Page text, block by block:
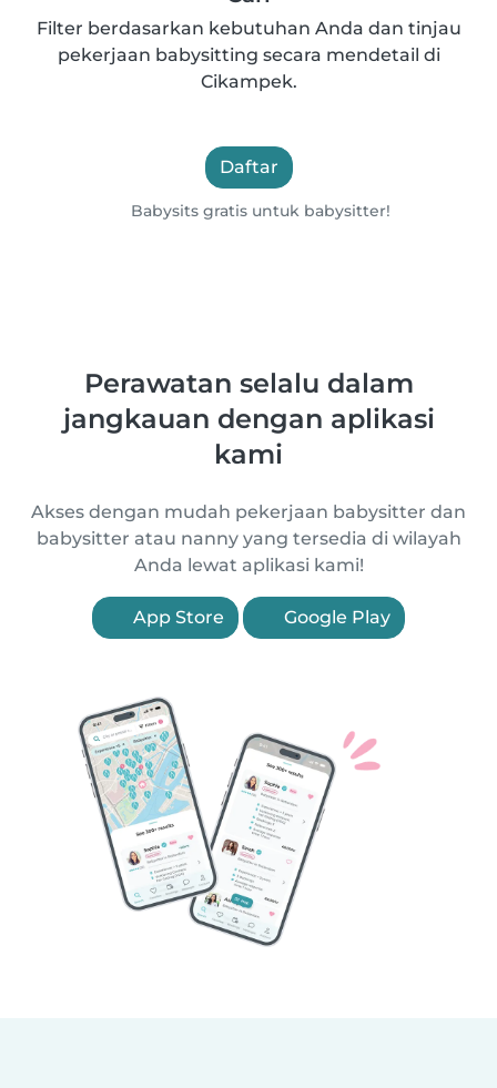
Filter berdasarkan kebutuhan Anda dan tinjau
pekerjaan babysitting secara mendetail di
Cikampek.
Daftar
Babysits gratis untuk babysitter!
Perawatan selalu dalam
jangkauan dengan aplikasi
kami
Akses dengan mudah pekerjaan babysitter dan
babysitter atau nanny yang tersedia di wilayah
Anda lewat aplikasi kami!
App Store Google Play